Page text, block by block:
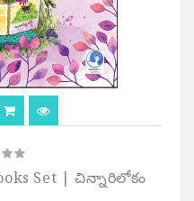
Set | చిన్నారిలోకం